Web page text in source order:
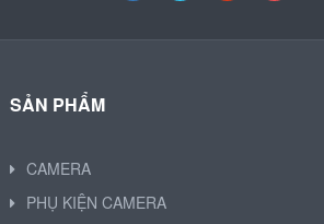
SẢN PHẨM
CAMERA
PHỤ KIỆN CAMERA